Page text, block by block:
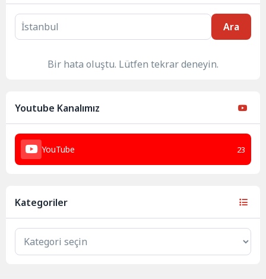
Ara
Bir hata oluştu. Lütfen tekrar deneyin.
Youtube Kanalımız
YouTube 23
Kategoriler